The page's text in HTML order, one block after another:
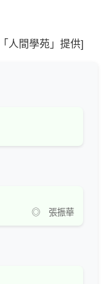
人間學苑」提供]
◎ 張振華